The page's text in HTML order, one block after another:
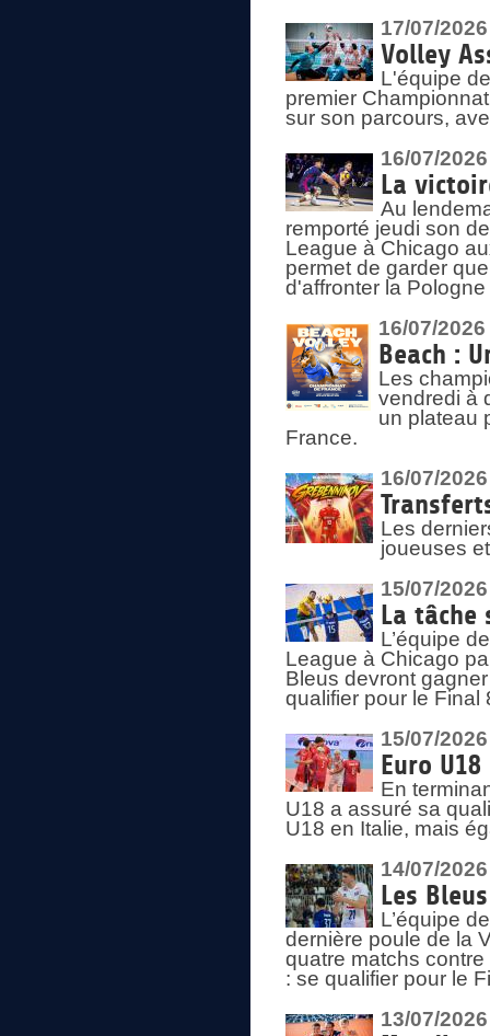
17/07/2026
Volley
L'équipe
premier
sur son parcours,
16/07/2026
La
Au
remporté jeudi son
League à Chicago
permet de garder
d'affronter la
16/07/2026
Beach :
Les
vendredi à
un plateau
France.
16/07/2026
Les
joueuses
15/07/2026
La tâche
L’équipe
League à Chicago
Bleus devront
qualifier pour le Final
15/07/2026
Euro
En
U18 a assuré sa
U18 en Italie, mais
14/07/2026
Les
L’équipe
dernière poule de la
quatre matchs
: se qualifier pour le
13/07/2026